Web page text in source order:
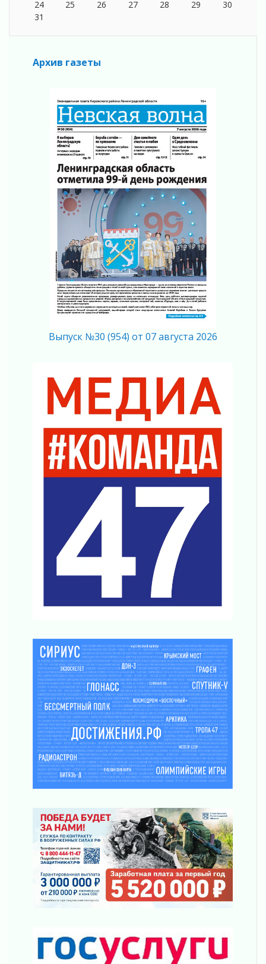
С заботой о здоровье
Пульс региона
«Результат командный, заслуга каждого
ведомства и муниципалитета»
05 августа 2026
Вдохновлять, просвещать и объединять!
05 августа 2026
Не оставят в беде
05 августа 2026
На лидирующих позициях
04 августа 2026
Итоги конкурса «Лучший работник
Кадрового центра – 2026» подведены!
04 августа 2026
Ставка на дисциплину на перекрестках
04 августа 2026
В Ленобласти растет потребление
мобильного трафика
Полумрак бьёт по карману
04 августа 2026
Память, сталь и музыка
04 августа 2026
Регион готовится к выборам
04 августа 2026
Никакого принуждения, только письменное
согласие
04 августа 2026
Без риска для здоровья и кошелька
Важная информация
04 августа 2026
Что делать со сбережениями
04 августа 2026
Награды нашли строителей
Ленобласть повышает производительность
Поддержка волонтерских объединений
03 августа 2026
Ладожский мост полностью закроют на два
часа
03 августа 2026
Музеи Ленобласти обновляют пространства
03 августа 2026
Новая площадка: 2027
03 августа 2026
Часть медиков в Ленобласти сможет
рассчитывать на доплату от региона
За сутки в Ленинградской области
ликвидировали 10 пожаров
03 августа 2026
Клюква наливается, но в корзинку пока не
просится
03 августа 2026
Строительные компании Ленобласти
подняли зарплаты почти на 40% за год
Ленинградской области
03 августа 2026
24 25 26 27 28 29
30
31
Архив газеты
Выпуск №30 (954) от 07 августа 2026